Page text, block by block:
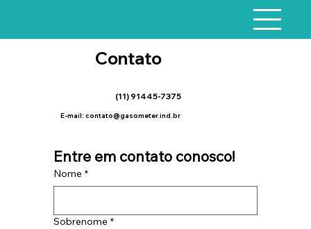
Contato
(11) 91445-7375
E-mail: contato@gasometer.ind.br
Entre em contato conosco!
Nome *
Sobrenome *